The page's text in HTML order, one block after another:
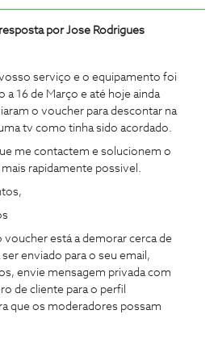
porJose Rodrigues
vosso serviço e o equipamento foi
a 16 de Março e até hoje ainda
o voucher para descontar na
tv como tinha sido acordado.
me contactem e solucionem o
rapidamente possivel.
voucher está a demorar cerca de
ser enviado para o seu email,
envie mensagem privada com
de cliente para o perfil
que os moderadores possam